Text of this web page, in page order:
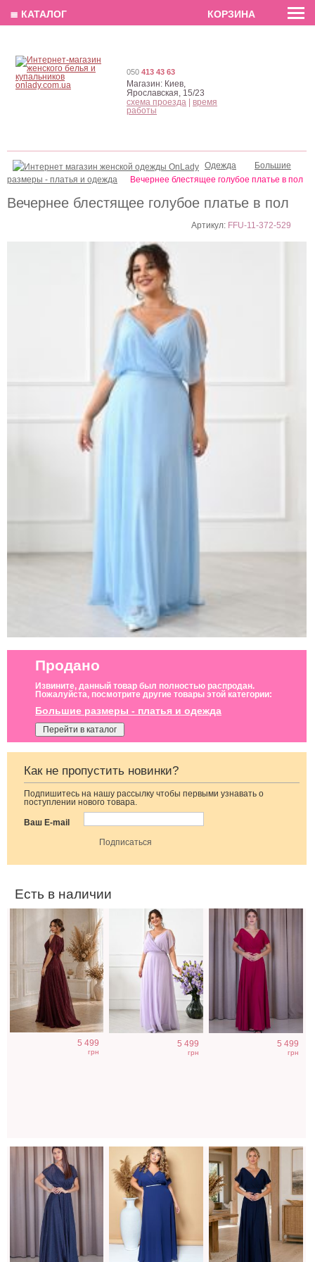
EN РУС
Вечернее блестящее голубое платье в пол
Артикул: FFU-11-372-529
Продано
Извините, данный товар был полностью распродан.
Пожалуйста, посмотрите другие товары этой категории:
Большие размеры - платья и одежда
Перейти в каталог
Как не пропустить новинки?
Подпишитесь на нашу рассылку чтобы первыми узнавать о
поступлении нового товара.
Ваш E-mail
Есть в наличии
Вечернее
бордовое платье
в пол на
короткий рукав
5 499
грн
Вечернее
лавандовое
5 499
грн
Вечернее
5 499
грн
Вечернее
блестящее синее
Вечернее синее
платье в пол на
короткий рукав
Вечернее
шифоновое
синее платье в
Одежда
Большие
размеры - платья и одежда
Вечернее блестящее голубое платье в пол
050 413 43 63
Магазин: Киев,
Ярославская, 15/23
схема проезда
время
работы
≣ КАТАЛОГ КОРЗИНА